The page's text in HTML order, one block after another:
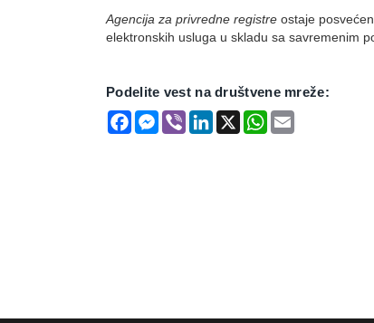
Agencija za privredne registre ostaje
elektronskih usluga u skladu sa savremenim
Podelite vest na društvene mreže:
FacebookMessenger
Viber LinkedIn
X WhatsApp